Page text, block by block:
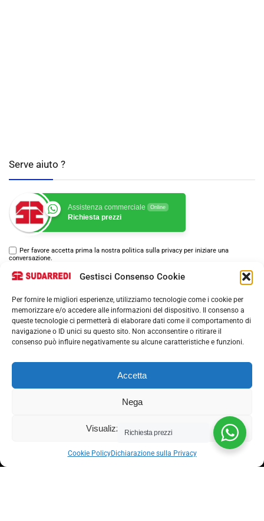
Gestisci Consenso Cookie
Per fornire le migliori esperienze, utilizziamo tecnologie come i cookie per
memorizzare e/o accedere alle informazioni del dispositivo. Il consenso a
queste tecnologie ci permetterà di elaborare dati come il comportamento di
navigazione o ID unici su questo sito. Non acconsentire o ritirare il
consenso può influire negativamente su alcune caratteristiche e funzioni.
Accetta
Nega
Visualizza le preferenze
Cookie PolicyDichiarazione sulla Privacy
Serve aiuto ?
Assistenza commerciale Online
Richiesta prezzi
Per favore accetta prima la nostra politica sulla privacy per iniziare una
conversazione.
Email: info@sudarredi.com
Richiesta prezzi